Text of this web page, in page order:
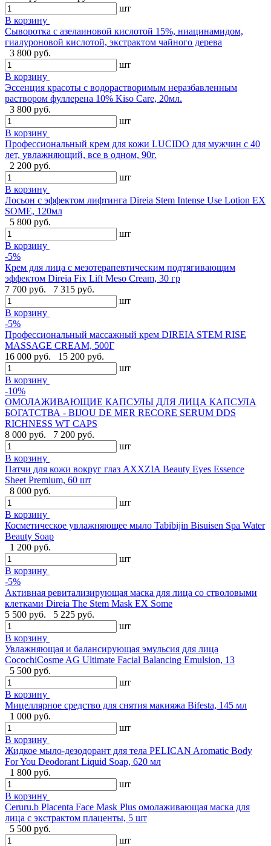
шт
В корзину
Сыворотка с азелаиновой кислотой 15%, ниацинамидом,
гиалуроновой кислотой, экстрактом чайного дерева
3 800 руб.
шт
В корзину
Эссенция красоты с водорастворимым неразбавленным
раствором фуллерена 10% Kiso Care, 20мл.
3 800 руб.
шт
В корзину
Профессиональный крем для кожи LUCIDO для мужчин с 40
лет, увлажняющий, все в одном, 90г.
2 200 руб.
шт
В корзину
Лосьон с эффектом лифтинга Direia Stem Intense Use Lotion EX
SOME, 120мл
5 800 руб.
шт
В корзину
-5%
Крем для лица с мезотерапевтическим подтягивающим
эффектом Direia Fix Lift Meso Cream, 30 гр
7 700 руб.
7 315 руб.
шт
В корзину
-5%
Профессиональный массажный крем DIREIA STEM RISE
MASSAGE CREAM, 500Г
16 000 руб.
15 200 руб.
шт
В корзину
-10%
ОМОЛАЖИВАЮЩИЕ КАПСУЛЫ ДЛЯ ЛИЦА КАПСУЛА
БОГАТСТВА - BIJOU DE MER RECORE SERUM DDS
RICHNESS WT CAPS
8 000 руб.
7 200 руб.
шт
В корзину
Патчи для кожи вокруг глаз AXXZIA Beauty Eyes Essence
Sheet Premium, 60 шт
8 000 руб.
шт
В корзину
Косметическое увлажняющее мыло Tabibijin Bisuisen Spa Water
Beauty Soap
1 200 руб.
шт
В корзину
-5%
Активная ревитализирующая маска для лица со стволовыми
клетками Direia The Stem Mask EX Some
5 500 руб.
5 225 руб.
шт
В корзину
Увлажняющая и балансирующая эмульсия для лица
CocochiCosme AG Ultimate Facial Balancing Emulsion, 13
5 500 руб.
шт
В корзину
Мицеллярное средство для снятия макияжа Bifesta, 145 мл
1 000 руб.
шт
В корзину
Жидкое мыло-дезодорант для тела PELICAN Aromatic Body
For You Deodorant Liquid Soap, 620 мл
1 800 руб.
шт
В корзину
Ceruru.b Placenta Face Mask Plus омолаживающая маска для
лица с экстрактом плаценты, 5 шт
5 500 руб.
шт